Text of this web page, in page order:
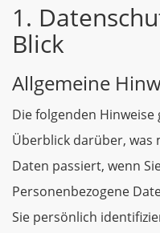
1.
Blick
Allgemeine
Die folgenden
Überblick darüber, was
Daten passiert, wenn
Personenbezogene
Sie persönlich